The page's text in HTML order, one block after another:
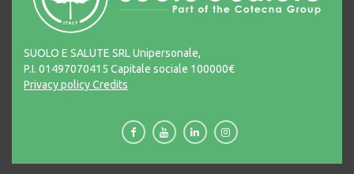
SUOLO E SALUTE SRL Unipersonale,
P.I. 01497070415 Capitale sociale 100000€
Privacy policyCredits